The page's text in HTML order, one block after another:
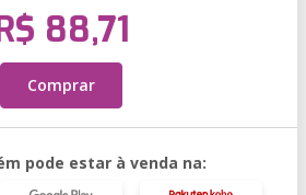
88,71
Comprar
pode estar à venda na: